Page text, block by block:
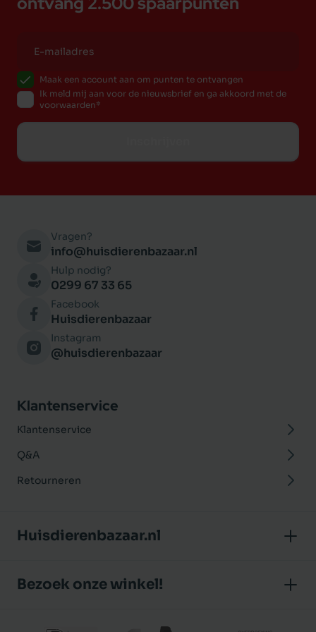
Maak een account aan om punten te ontvangen
Ik meld mij aan voor de nieuwsbrief en ga akkoord met de
voorwaarden
Vragen?
info@huisdierenbazaar.nl
Hulp nodig?
0299 67 33 65
Facebook
Huisdierenbazaar
Instagram
@huisdierenbazaar
Klantenservice
Klantenservice
Q&A
Retourneren
Huisdierenbazaar.nl
Bezoek onze winkel!